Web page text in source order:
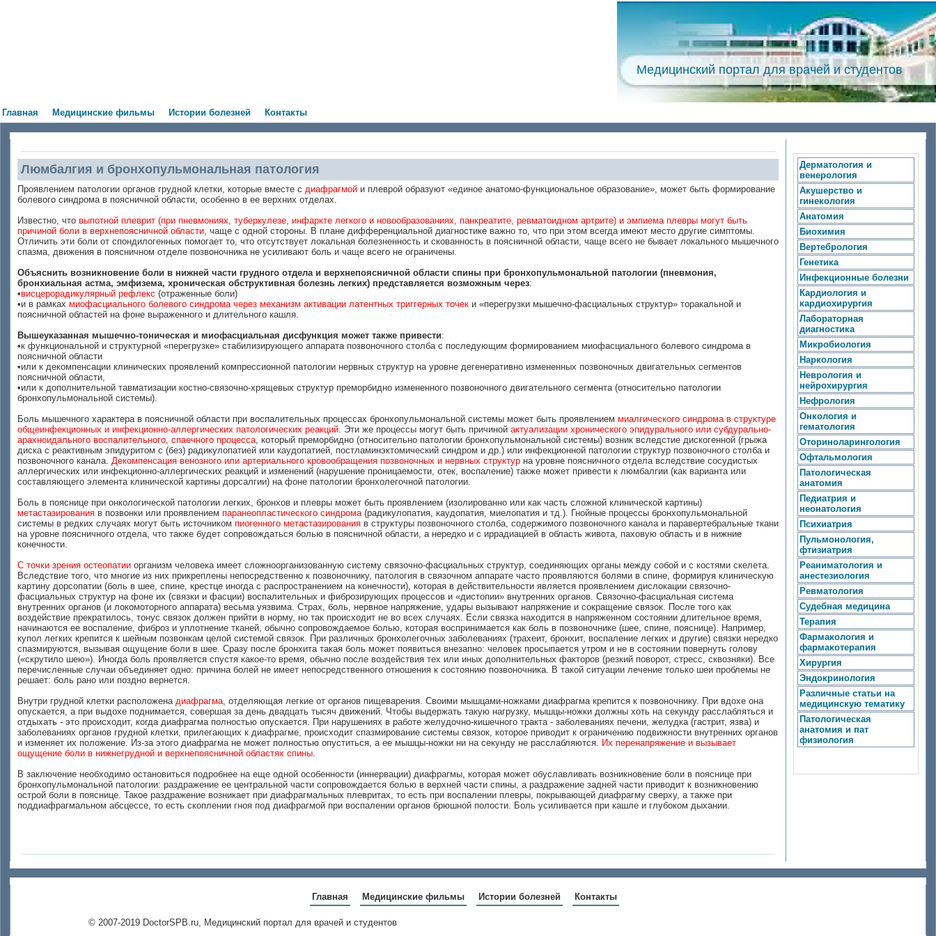
Медицинский портал для врачей и студентов
Главная Медицинские фильмы Истории болезней Контакты
Люмбалгия и бронхопульмональная патология
Проявлением патологии органов грудной клетки, которые вместе с диафрагмой и плеврой образуют «единое анатомо-функциональное образование», может быть формирование
болевого синдрома в поясничной области, особенно в ее верхних отделах.
Известно, что выпотной плеврит (при пневмониях, туберкулезе, инфаркте легкого и новообразованиях, панкреатите, ревматоидном артрите) и эмпиема плевры могут быть
причиной боли в верхнепоясничной области, чаще с одной стороны. В плане дифференциальной диагностике важно то, что при этом всегда имеют место другие симптомы.
Отличить эти боли от спондилогенных помогает то, что отсутствует локальная болезненность и скованность в поясничной области, чаще всего не бывает локального мышечного
спазма, движения в поясничном отделе позвоночника не усиливают боль и чаще всего не ограничены.
Объяснить возникновение боли в нижней части грудного отдела и верхнепоясничной области спины при бронхопульмональной патологии (пневмония,
бронхиальная астма, эмфизема, хроническая обструктивная болезнь легких) представляется возможным через:
•висцерорадикулярный рефлекс (отраженные боли)
•и в рамках миофасциального болевого синдрома через механизм активации латентных триггерных точек и «перегрузки мышечно-фасциальных структур» торакальной и
поясничной областей на фоне выраженного и длительного кашля.
Вышеуказанная мышечно-тоническая и миофасциальная дисфункция может также привести:
•к функциональной и структурной «перегрузке» стабилизирующего аппарата позвоночного столба с последующим формированием миофасциального болевого синдрома в
поясничной области
•или к декомпенсации клинических проявлений компрессионной патологии нервных структур на уровне дегенеративно измененных позвоночных двигательных сегментов
поясничной области,
•или к дополнительной тавматизации костно-связочно-хрящевых структур преморбидно измененного позвоночного двигательного сегмента (относительно патологии
бронхопульмональной системы).
Боль мышечного характера в поясничной области при воспалительных процессах бронхопульмональной системы может быть проявлением миалгического синдрома в структуре
общеинфекционных и инфекционно-аллергических патологических реакций. Эти же процессы могут быть причиной актуализации хронического эпидурального или субдурально-
арахноидального воспалительного, спаечного процесса, который преморбидно (относительно патологии бронхопульмональной системы) возник вследстие дискогенной (грыжа
диска с реактивным эпидуритом с (без) радикулопатией или каудопатией, постламинэктомический синдром и др.) или инфекционной патологии структур позвоночного столба и
позвоночного канала. Декомпенсация венозного или артериального кровообращения позвоночных и нервных структур на уровне поясничного отдела вследствие сосудистых
аллергических или инфекционно-аллергических реакций и изменений (нарушение проницаемости, отек, воспаление) также может привести к люмбалгии (как варианта или
составляющего элемента клинической картины дорсалгии) на фоне патологии бронхолегочной патологии.
Боль в пояснице при онкологической патологии легких, бронхов и плевры может быть проявлением (изолированно или как часть сложной клинической картины)
метастазирования в позвонки или проявлением паранеопластического синдрома(радикулопатия, каудопатия, миелопатия и тд.). Гнойные процессы бронхопульмональной
системы в редких случаях могут быть источником пиогенного метастазирования в структуры позвоночного столба, содержимого позвоночного канала и паравертебральные ткани
на уровне поясничного отдела, что также будет сопровождаться болью в поясничной области, а нередко и с иррадиацией в область живота, паховую область и в нижние
конечности.
С точки зрения остеопатии организм человека имеет сложноорганизованную систему связочно-фасциальных структур, соединяющих органы между собой и с костями скелета.
Вследствие того, что многие из них прикреплены непосредственно к позвоночнику, патология в связочном аппарате часто проявляются болями в спине, формируя клиническую
картину дорсопатии (боль в шее, спине, крестце иногда с распространением на конечности), которая в действительности является проявлением дислокации связочно-
фасциальных структур на фоне их (связки и фасции) воспалительных и фиброзирующих процессов и «дистопии» внутренних органов. Связочно-фасциальная система
внутренних органов (и локомоторного аппарата) весьма уязвима. Страх, боль, нервное напряжение, удары вызывают напряжение и сокращение связок. После того как
воздействие прекратилось, тонус связок должен прийти в норму, но так происходит не во всех случаях. Если связка находится в напряженном состоянии длительное время,
начинаются ее воспаление, фиброз и уплотнение тканей, обычно сопровождаемое болью, которая воспринимается как боль в позвоночнике (шее, спине, пояснице). Например,
купол легких крепится к шейным позвонкам целой системой связок. При различных бронхолегочных заболеваниях (трахеит, бронхит, воспаление легких и другие) связки нередко
спазмируются, вызывая ощущение боли в шее. Сразу после бронхита такая боль может появиться внезапно: человек просыпается утром и не в состоянии повернуть голову
(«скрутило шею»). Иногда боль проявляется спустя какое-то время, обычно после воздействия тех или иных дополнительных факторов (резкий поворот, стресс, сквозняки). Все
перечисленные случаи объединяет одно: причина болей не имеет непосредственного отношения к состоянию позвоночника. В такой ситуации лечение только шеи проблемы не
решает: боль рано или поздно вернется.
Внутри грудной клетки расположена диафрагма, отделяющая легкие от органов пищеварения. Своими мышцами-ножками диафрагма крепится к позвоночнику. При вдохе она
опускается, а при выдохе поднимается, совершая за день двадцать тысяч движений. Чтобы выдержать такую нагрузку, мышцы-ножки должны хоть на секунду расслабляться и
отдыхать - это происходит, когда диафрагма полностью опускается. При нарушениях в работе желудочно-кишечного тракта - заболеваниях печени, желудка (гастрит, язва) и
заболеваниях органов грудной клетки, прилегающих к диафрагме, происходит спазмирование системы связок, которое приводит к ограничению подвижности внутренних органов
и изменяет их положение. Из-за этого диафрагма не может полностью опуститься, а ее мышцы-ножки ни на секунду не расслабляются. Их перенапряжение и вызывает
ощущение боли в нижнегрудной и верхнепоясничной областях спины.
В заключение необходимо остановиться подробнее на еще одной особенности (иннервации) диафрагмы, которая может обуславливать возникновение боли в пояснице при
бронхопульмональной патологии: раздражение ее центральной части сопровождается болью в верхней части спины, а раздражение задней части приводит к возникновению
острой боли в пояснице. Такое раздражение возникает при диафрагмальных плевритах, то есть при воспалении плевры, покрывающей диафрагму сверху, а также при
поддиафрагмальном абсцессе, то есть скоплении гноя под диафрагмой при воспалении органов брюшной полости. Боль усиливается при кашле и глубоком дыхании.
Дерматология и
венерология
Акушерство и
гинекология
Анатомия
Биохимия
Вертебрология
Генетика
Инфекционные болезни
Кардиология и
кардиохирургия
Лабораторная
диагностика
Микробиология
Наркология
Неврология и
нейрохирургия
Нефрология
Онкология и
гематология
Оториноларингология
Офтальмология
Патологическая
анатомия
Педиатрия и
неонатология
Психиатрия
Пульмонология,
фтизиатрия
Реаниматология и
анестезиология
Ревматология
Судебная медицина
Терапия
Фармакология и
фармакотерапия
Хирургия
Эндокринология
Различные статьи на
медицинскую тематику
Патологическая
анатомия и пат
физиология
Главная Медицинские фильмы Истории болезней Контакты
© 2007-2019 DoctorSPB.ru, Медицинский портал для врачей и студентов